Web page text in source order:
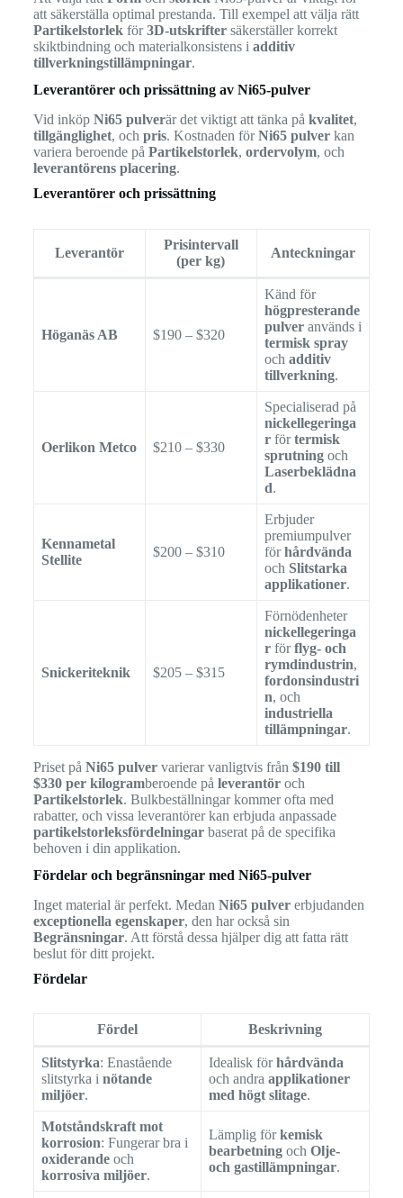
att säkerställa optimal prestanda. Till exempel att välja rätt
Partikelstorlekför3D-utskriftersäkerställer korrekt
skiktbindning och materialkonsistens i additiv
tillverkningstillämpningar.
Leverantörer och prissättning av Ni65-pulver
Vid inköp Ni65 pulverär det viktigt att tänka på kvalitet,
tillgänglighet, och pris. Kostnaden förNi65 pulverkan
variera beroende på Partikelstorlek, ordervolym, och
leverantörens placering.
Leverantörer och prissättning
Leverantör
Prisintervall
(per kg)
Anteckningar
Höganäs AB $190 – $320
Känd för
högpresterande
pulveranvänds i
termisk spray
och additiv
tillverkning.
Oerlikon Metco $210 – $330
Specialiserad på
nickellegeringa
rförtermisk
sprutningoch
Laserbeklädna
d.
Kennametal
Stellite
$200 – $310
Erbjuder
premiumpulver
förhårdvända
och Slitstarka
applikationer.
Snickeriteknik $205 – $315
Förnödenheter
nickellegeringa
rförflyg- och
rymdindustrin,
fordonsindustri
n, och
industriella
tillämpningar.
Priset på Ni65 pulvervarierar vanligtvis från $190 till
$330 per kilogramberoende på leverantöroch
Partikelstorlek. Bulkbeställningar kommer ofta med
rabatter, och vissa leverantörer kan erbjuda anpassade
partikelstorleksfördelningarbaserat på de specifika
behoven i din applikation.
Fördelar och begränsningar med Ni65-pulver
Inget material är perfekt. Medan Ni65 pulvererbjudanden
exceptionella egenskaper, den har också sin
Begränsningar. Att förstå dessa hjälper dig att fatta rätt
beslut för ditt projekt.
Fördelar
Fördel Beskrivning
Slitstyrka: Enastående
slitstyrka i nötande
miljöer.
Idealisk förhårdvända
och andra applikationer
med högt slitage.
Motståndskraft mot
korrosion: Fungerar bra i
oxiderandeoch
korrosiva miljöer.
Lämplig förkemisk
bearbetningoch Olje-
och gastillämpningar.